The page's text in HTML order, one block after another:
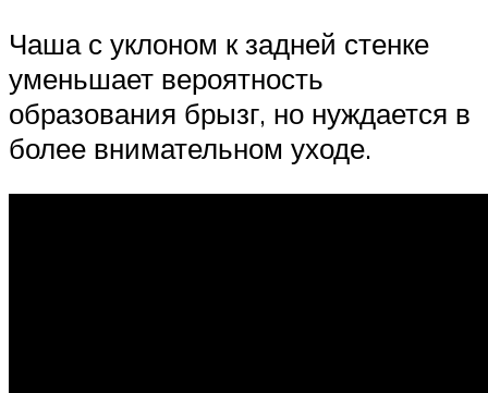
Чаша с уклоном к задней стенке
уменьшает вероятность
образования брызг, но нуждается в
более внимательном уходе.